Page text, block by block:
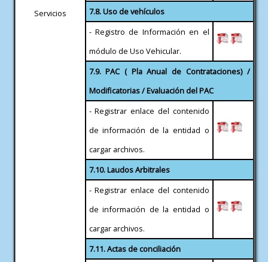
Servicios
7.8. Uso de vehículos
- Registro de Información en el
módulo de Uso Vehicular.
7.9. PAC ( Pla Anual de Contrataciones) /
Modificatorias / Evaluación del PAC
- Registrar enlace del contenido
de información de la entidad o
cargar archivos.
7.10. Laudos Arbitrales
- Registrar enlace del contenido
de información de la entidad o
cargar archivos.
7.11. Actas de conciliación